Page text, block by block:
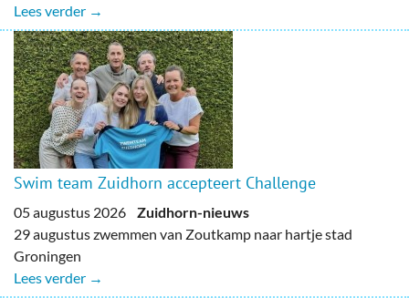
Lees verder →
Swim team Zuidhorn accepteert Challenge
05 augustus 2026 Zuidhorn-nieuws
29 augustus zwemmen van Zoutkamp naar hartje stad
Groningen
Lees verder →